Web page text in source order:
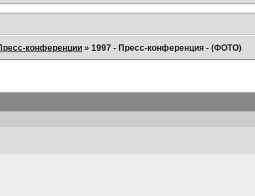
конференции »1997 - Пресс-конференция - (ФОТО)